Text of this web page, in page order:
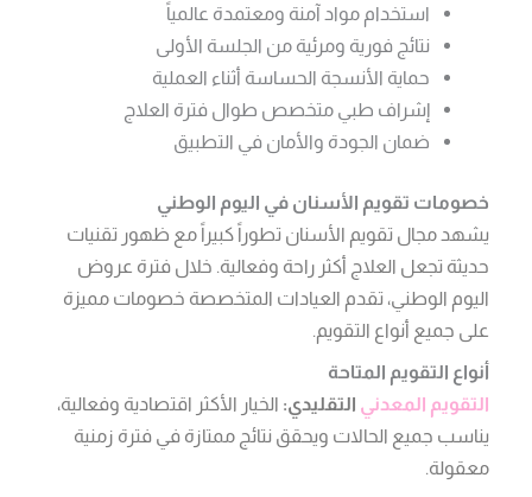
استخدام مواد آمنة ومعتمدة عالمياً
نتائج فورية ومرئية من الجلسة الأولى
حماية الأنسجة الحساسة أثناء العملية
إشراف طبي متخصص طوال فترة العلاج
ضمان الجودة والأمان في التطبيق
خصومات تقويم الأسنان في اليوم الوطني
يشهد مجال تقويم الأسنان تطوراً كبيراً مع ظهور تقنيات
حديثة تجعل العلاج أكثر راحة وفعالية. خلال فترة عروض
اليوم الوطني، تقدم العيادات المتخصصة خصومات مميزة
على جميع أنواع التقويم.
أنواع التقويم المتاحة
التقويم المعدني التقليدي: الخيار الأكثر اقتصادية وفعالية،
يناسب جميع الحالات ويحقق نتائج ممتازة في فترة زمنية
معقولة.